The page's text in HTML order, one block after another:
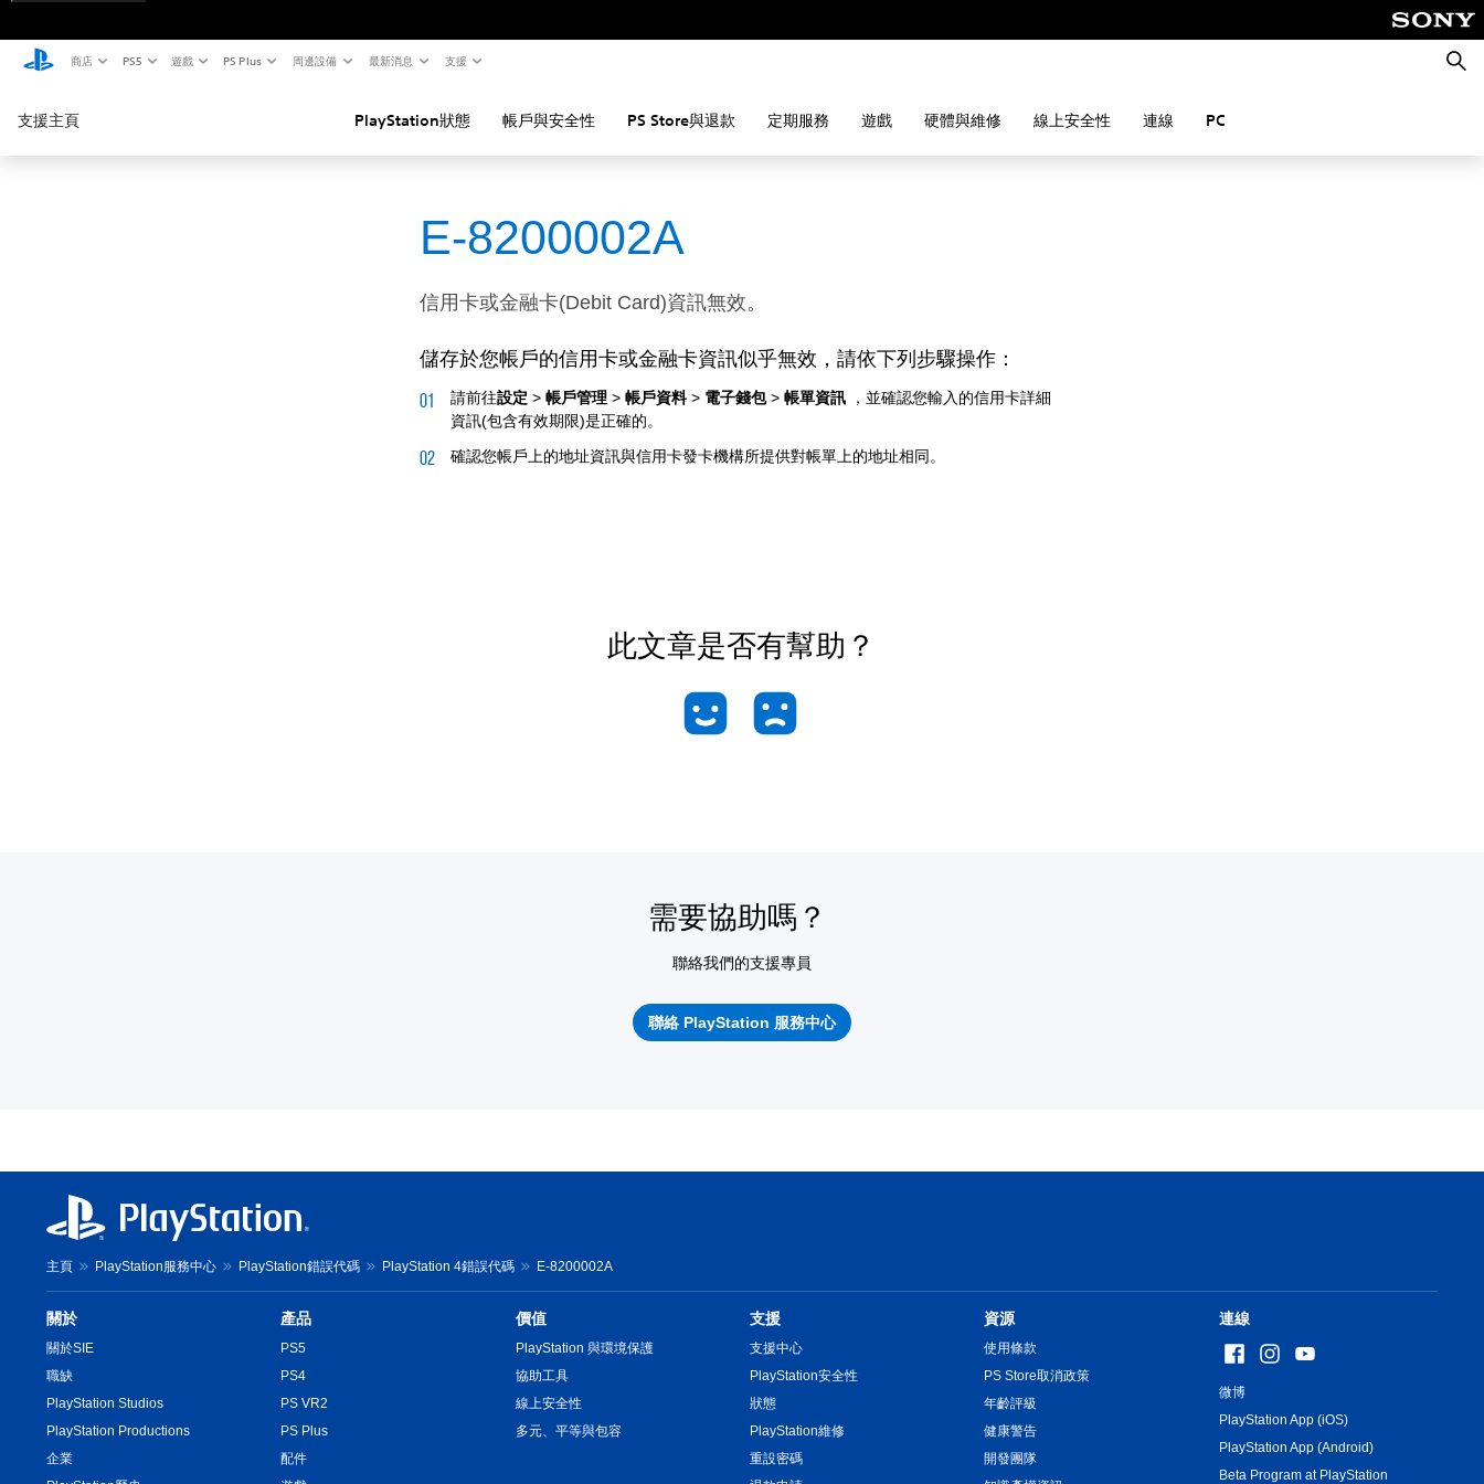
商店 PS5 遊戲 PS Plus 周邊設備 最新消息 支援
搜
尋
支援主頁 PlayStation狀態 帳戶與安全性 PS Store與退款 定期服務 遊戲 硬體與維修 線上安全性 連線 PC
E-8200002A
信用卡或金融卡(Debit Card)資訊無效。
儲存於您帳戶的信用卡或金融卡資訊似乎無效，請依下列步驟操作：
請前往設定>帳戶管理 >帳戶資料> 電子錢包>帳單資訊 ，並確認您輸入的信用卡詳細
資訊(包含有效期限)是正確的。
確認您帳戶上的地址資訊與信用卡發卡機構所提供對帳單上的地址相同。
此文章是否有幫助？
需要協助嗎？
聯絡我們的支援專員
聯絡 PlayStation 服務中心
主頁 PlayStation服務中心 PlayStation錯誤代碼 PlayStation 4錯誤代碼 E-8200002A
關於
關於SIE
職缺
PlayStation Studios
PlayStation Productions
企業
產品
PS5
PS4
PS VR2
PS Plus
配件
價值
PlayStation 與環境保護
協助工具
線上安全性
多元、平等與包容
支援
支援中心
PlayStation安全性
狀態
PlayStation維修
重設密碼
資源
使用條款
PS Store取消政策
年齡評級
健康警告
開發團隊
連線
微博
PlayStation App (iOS)
PlayStation App (Android)
Beta Program at PlayStation